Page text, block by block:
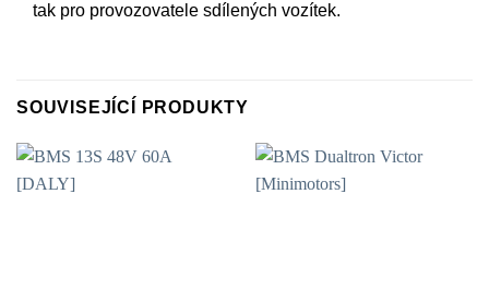
tak pro provozovatele sdílených vozítek.
SOUVISEJÍCÍ PRODUKTY